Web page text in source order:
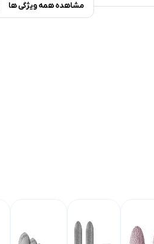
مشاهده همه ویژگی ها